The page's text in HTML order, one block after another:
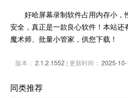
好哈屏幕录制软件占用内存小
安全，真正是一款良心软件！本站
魔术师、批量小管家，供您下载！
版本： 2.1.2.1552 | 更新时间： 2025-10-
同类推荐